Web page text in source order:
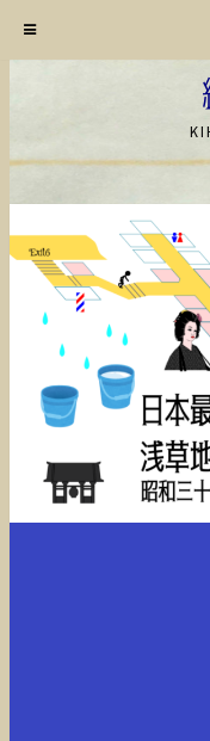
ン
ツ
へ